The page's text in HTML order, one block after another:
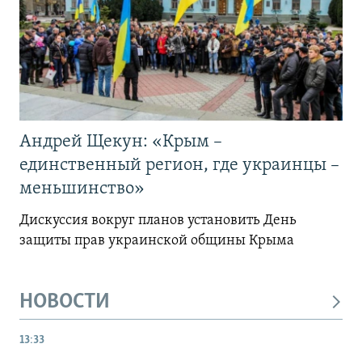
Андрей Щекун: «Крым –
единственный регион, где украинцы –
меньшинство»
Дискуссия вокруг планов установить День
защиты прав украинской общины Крыма
НОВОСТИ
13:33